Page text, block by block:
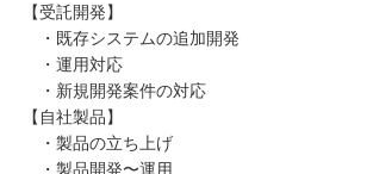
【受託開発】
・既存システムの追加開発
・運用対応
・新規開発案件の対応
【自社製品】
・製品の立ち上げ
・製品開発〜運用